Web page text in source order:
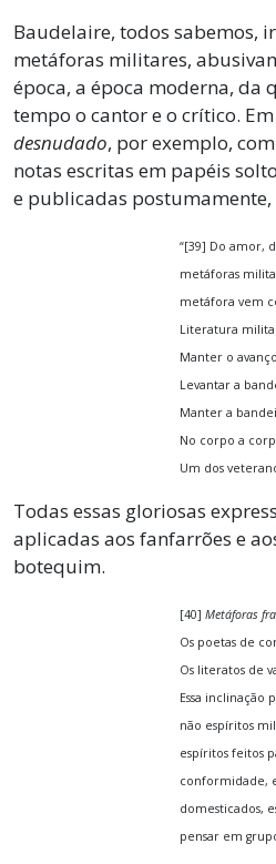
Baudelaire, todos sabemos,
metáforas militares,
época, a época moderna, da
tempo o cantor e o crítico. Em
desnudado, por exemplo,
notas escritas em papéis
e publicadas postumamente,
“[39] Do amor,
metáforas
metáfora vem
Literatura
Manter o
Levantar a
Manter a
No corpo a
Um dos
Todas essas gloriosas
aplicadas aos fanfarrões e
botequim.
[40] Metáforas
Os poetas de
Os literatos de
Essa inclinação
não espíritos
espíritos feitos
conformidade,
domesticados,
pensar em